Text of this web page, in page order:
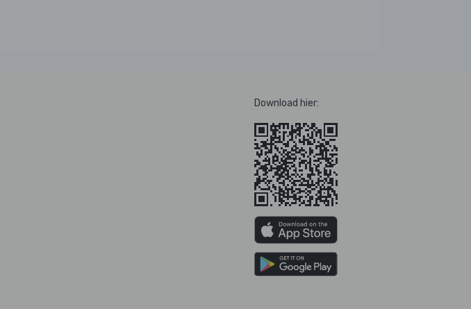
Download hier: